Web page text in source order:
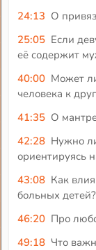
24:13 О
25:05 Если
её содержит
40:00 Может
человека к
41:35 О
42:28 Нужно
ориентируясь
43:08 Как
больных детей?
46:20 Про
49:18 Что